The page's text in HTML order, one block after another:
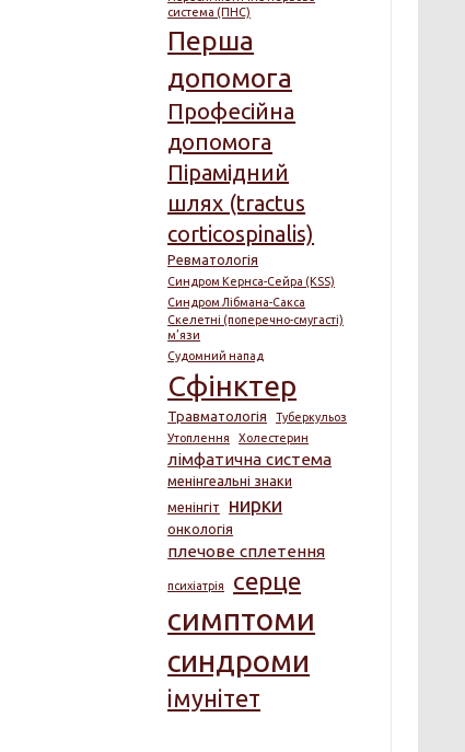
система (ПНС)
Перша
допомога
Професійна
допомога
Пірамідний
шлях (tractus
corticospinalis)
Ревматологія
Синдром Кернса-Сейра (KSS)
Синдром Лібмана-Сакса
Скелетні (поперечно-смугасті)
м’язи
Судомний напад
Сфінктер
Травматологія
Туберкульоз
Утоплення
Холестерин
лімфатична система
менінгеальні знаки
менінгіт
нирки
онкологія
плечове сплетення
психіатрія серце
симптоми
синдроми
імунітет